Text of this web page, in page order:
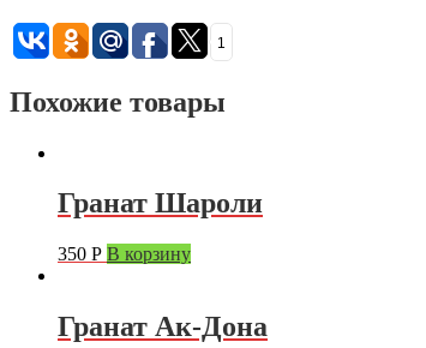
1
Похожие товары
Гранат Шароли
350 Р В корзину
Гранат Ак-Дона